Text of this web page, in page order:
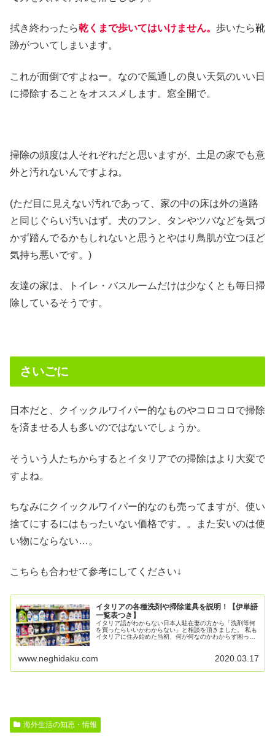
拭き終わったら乾くまで歩いてはいけません。 歩いたら靴
跡がついてしまいます。
これが面倒ですよねー。なので風通しの良い天気のいい日
に掃除することをオススメします。窓全開で。
掃除の頻度は人それぞれだと思いますが、土足の家でも意
外と汚れないんですよね。
(ただ目に見えない汚れであって、家の中の床は外の道路
と同じぐらい汚いはず。犬のフン、タンやツバなどを気づ
かず踏んでるかもしれないと思うとやはり鳥肌が立つほど
気持ち悪いです。)
友達の家は、トイレ・バスルームだけは少なくとも毎日掃
除しているそうです。
さいごに
日本だと、クイックルワイパー的なものやコロコロで掃除
を済ませる人も多いのではないでしょうか。
そういう人たちからするとイタリアでの掃除はより大変で
すよね。
ちなみにクイックルワイパー的なのも売ってますが、使い
捨てにするにはもったいない価格です。。また安いのは使
い物にならない…。
こちらも合わせて参考にしてください↓
イタリアの各種洗剤や掃除道具を説明！【伊単語
一覧表つき】
イタリア語がわからない日本人駐在妻の方から「洗剤等何
を買ったらいいかわからない」と相談を頂きました。 私も
イタリアに住み始めた当初、何が何なのかわからず困った
www.neghidaku.com 2020.03.17
海外生活の知恵・情報